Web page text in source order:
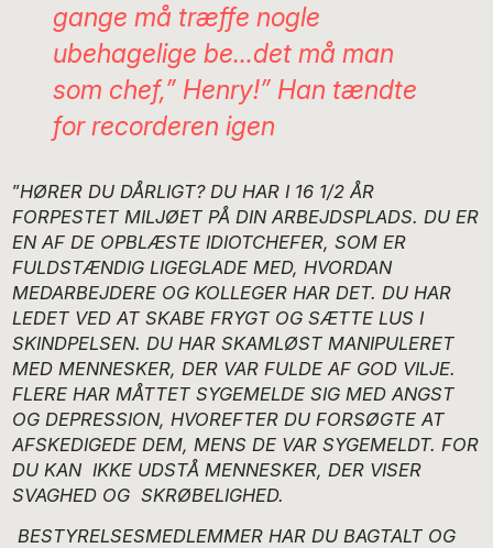
gange må træffe nogle
ubehagelige be…det må man
som chef,” Henry!” Han tændte
for recorderen igen
”HØRER DU DÅRLIGT? DU HAR I 16 1/2 ÅR
FORPESTET MILJØET PÅ DIN ARBEJDSPLADS. DU ER
EN AF DE OPBLÆSTE IDIOTCHEFER, SOM ER
FULDSTÆNDIG LIGEGLADE MED, HVORDAN
MEDARBEJDERE OG KOLLEGER HAR DET. DU HAR
LEDET VED AT SKABE FRYGT OG SÆTTE LUS I
SKINDPELSEN. DU HAR SKAMLØST MANIPULERET
MED MENNESKER, DER VAR FULDE AF GOD VILJE.
FLERE HAR MÅTTET SYGEMELDE SIG MED ANGST
OG DEPRESSION, HVOREFTER DU FORSØGTE AT
AFSKEDIGEDE DEM, MENS DE VAR SYGEMELDT. FOR
DU KAN IKKE UDSTÅ MENNESKER, DER VISER
SVAGHED OG SKRØBELIGHED.
BESTYRELSESMEDLEMMER HAR DU BAGTALT OG